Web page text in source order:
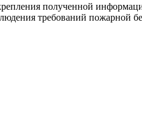
полученной
требований пожарной